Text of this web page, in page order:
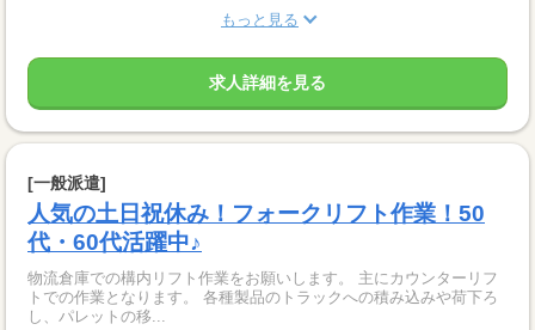
もっと見る
求人詳細を見る
[一般派遣]
人気の土日祝休み！フォークリフト作業！50
代・60代活躍中♪
物流倉庫での構内リフト作業をお願いします。 主にカウンターリフ
トでの作業となります。 各種製品のトラックへの積み込みや荷下ろ
し、パレットの移...